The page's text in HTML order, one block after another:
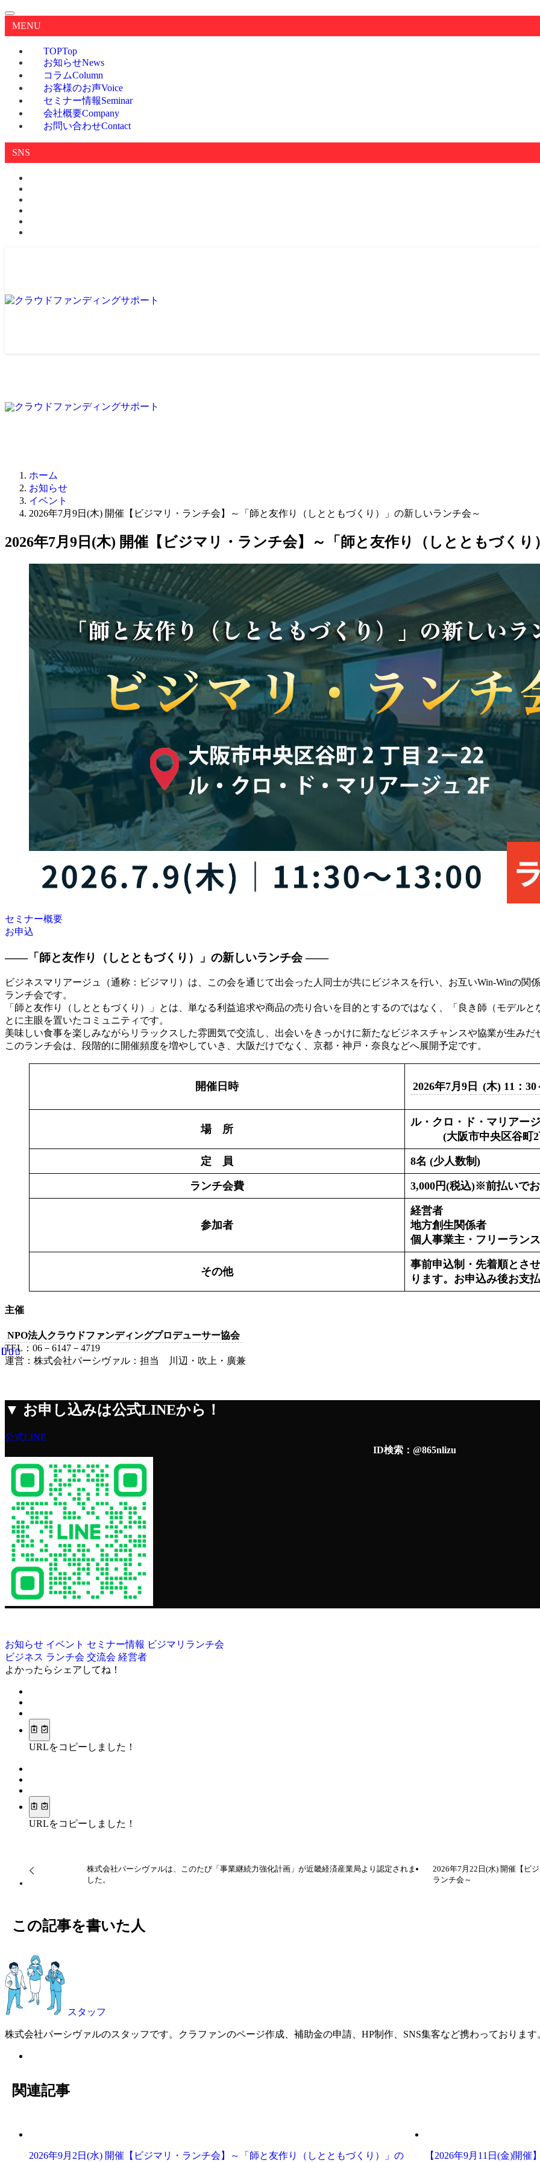
MENU
TOPTop
お知らせNews
コラムColumn
お客様のお声Voice
セミナー情報Seminar
会社概要Company
お問い合わせContact
SNS
ホーム
お知らせ
イベント
2026年7月9日(木) 開催【ビジマリ・ランチ会】～「師と友作り（しとともづくり）」の新しいランチ会～
2026年7月9日(木) 開催【ビジマリ・ランチ会】～「師と友作り（しとともづく
セミナー概要
お申込
――「師と友作り（しとともづくり）」の新しいランチ会 ――
ビジネスマリアージュ（通称：ビジマリ）は、この会を通じて出会った人同士が共にビジネスを行い、お互いWin-Winの関係
ランチ会です。
「師と友作り（しとともづくり）」とは、単なる利益追求や商品の売り合いを目的とするのではなく、「良き師（モデル
とに主眼を置いたコミュニティです。
美味しい食事を楽しみながらリラックスした雰囲気で交流し、出会いをきっかけに新たなビジネスチャンスや協業が生みだ
このランチ会は、段階的に開催頻度を増やしていき、大阪だけでなく、京都・神戸・奈良などへ展開予定です。
開催日時 2026年7月9日 (木) 11：30
場 所
ル・クロ・ド・マリアー
(大阪市中央区谷町2丁
定 員 8名 (少人数制)
ランチ会費 3,000円(税込)※前払いで
参加者
経営者
地方創生関係者
個人事業主・フリーランス
その他
事前申込制・先着順とさ
ります。お申込み後お支
主催
NPO法人クラウドファンディングプロデューサー協会
TEL：06－6147－4719
運営：株式会社パーシヴァル：担当 川辺・吹上・廣兼
▼ お申し込みは公式LINEから！
公式LINE
ID検索：@865nlizu
お知らせ イベント セミナー情報 ビジマリランチ会
ビジネス ランチ会 交流会 経営者
よかったらシェアしてね！
URLをコピーしました！
URLをコピーしました！
株式会社パーシヴァルは、このたび「事業継続力強化計画」が近畿経済産業局より認定されま
した。
2026年7月22日(水) 開催【ビ
ランチ会～
この記事を書いた人
スタッフ
株式会社パーシヴァルのスタッフです。クラファンのページ作成、補助金の申請、HP制作、SNS集客など携わっておりま
関連記事
2026年9月2日(水) 開催【ビジマリ・ランチ会】～「師と友作り（しとともづくり）」の
【2026年9月11日(金)開